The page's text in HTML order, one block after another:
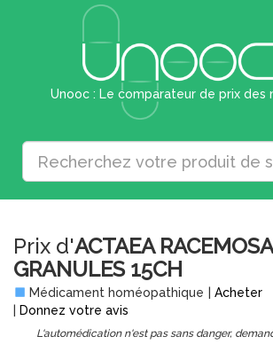
Unooc : Le comparateur de prix des
Prix d'ACTAEA RACEMOSA
GRANULES 15CH
Médicament homéopathique
Acheter
Donnez votre avis
L'automédication n'est pas sans danger,